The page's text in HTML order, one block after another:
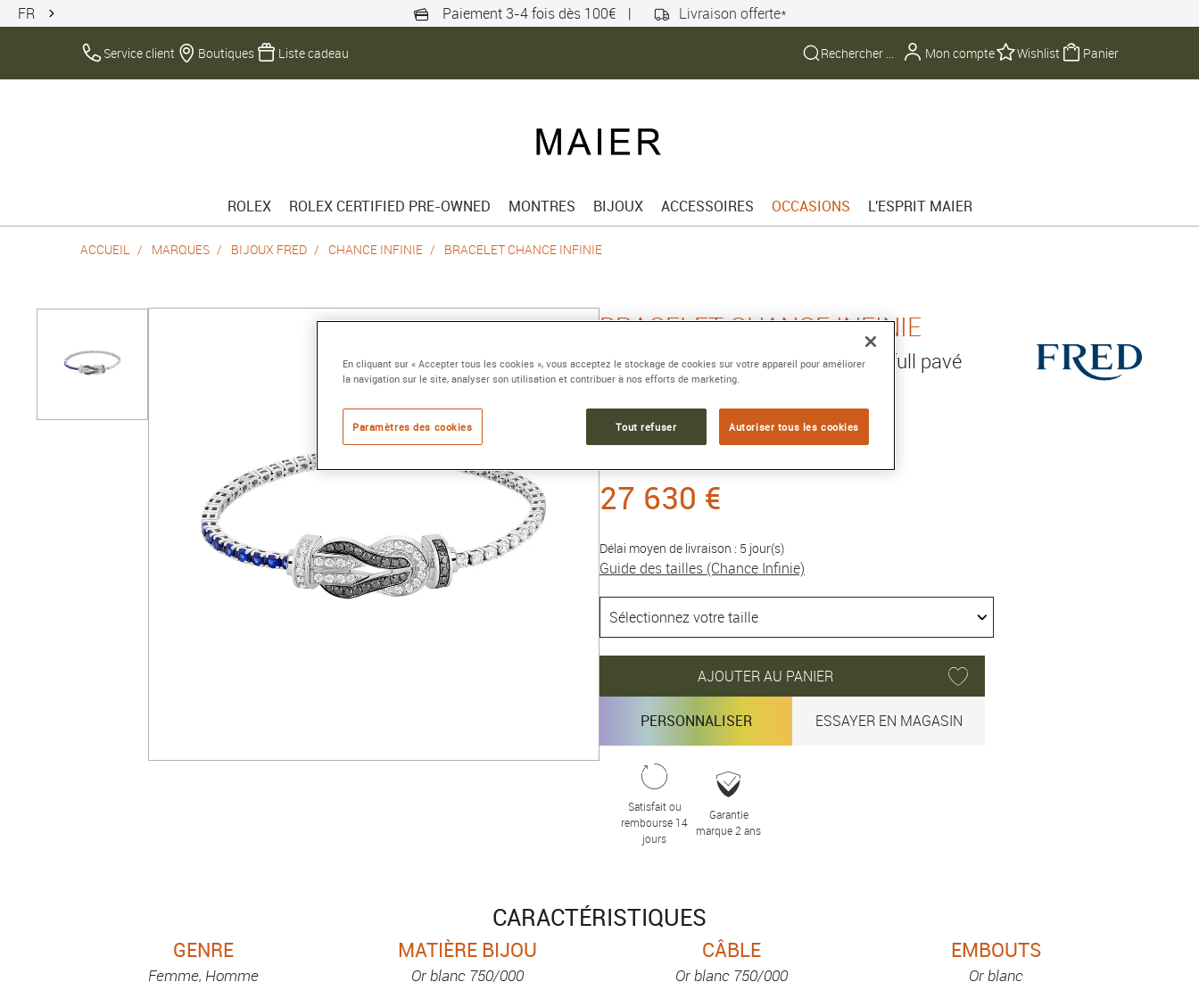
FR Paiement 3-4 fois dès 100€ | Livraison offerte*
Service client Boutiques Liste cadeau Mon compte Wishlist Panier
ROLEX ROLEX CERTIFIED PRE-OWNED MONTRES BIJOUX ACCESSOIRES OCCASIONS L'ESPRIT MAIER
ACCUEIL MARQUES BIJOUX FRED CHANCE INFINIE BRACELET CHANCE INFINIE
BRACELET CHANCE INFINIE
Grand modèle or blanc750/1000e full pavé
diamants noirs et blancs
0J0009-6J0219
Collection :Chance Infinie
27 630 €
Délai moyen de livraison : 5 jour(s)
Guide des tailles (Chance Infinie)
AJOUTER AU PANIER
PERSONNALISER ESSAYER EN MAGASIN
Satisfait ou
remboursé 14
jours
Garantie
marque 2 ans
CARACTÉRISTIQUES
GENRE
Femme, Homme
MATIÈRE BIJOU
Or blanc 750/000
CÂBLE
Or blanc 750/000
EMBOUTS
Or blanc
En cliquant sur « Accepter tous les cookies », vous acceptez le stockage de cookies sur votre appareil pour améliorer
la navigation sur le site, analyser son utilisation et contribuer à nos efforts de marketing.
Paramètres des cookies Tout refuser Autoriser tous les cookies